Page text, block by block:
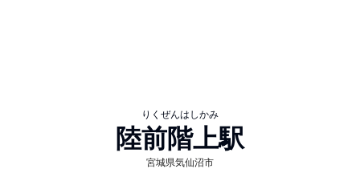
りくぜんはしかみ
陸前階上駅
宮城県気仙沼市